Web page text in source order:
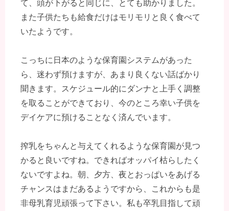
て、頭が下がると同じに、とても助かりました。
また子供たちも給食だけはモリモリと良く食べて
いたようです。
こっちに日本のような保育園システムがあった
ら、迷わず預けますが、あまり良くない話ばかり
聞きます。スケジュール的にダンナと上手く調整
を取ることができており、今のところ幸い子供を
デイケアに預けることなく済んでいます。
搾乳をちゃんと与えてくれるような保育園が見つ
かると良いですね。できればオッパイ枯らしたく
ないですよね。朝、夕方、夜とおっぱいをあげる
チャンスはまだあるようですから、これからも是
非母乳育児頑張って下さい。私も卒乳目指して頑